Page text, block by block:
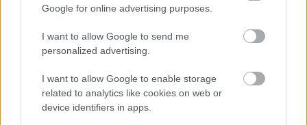
Google for online advertising purposes.
I want to allow Google to send me
personalized advertising.
I want to allow Google to enable storage
related to analytics like cookies on web or
device identifiers in apps.
Tényleg annyival másabb autót ajándékozni
ballagásra, mint kirendelni a gyerek szülinapjára
egy komplett zenekart? Erre nem fogunk választ
A gyerekek felnőnek!